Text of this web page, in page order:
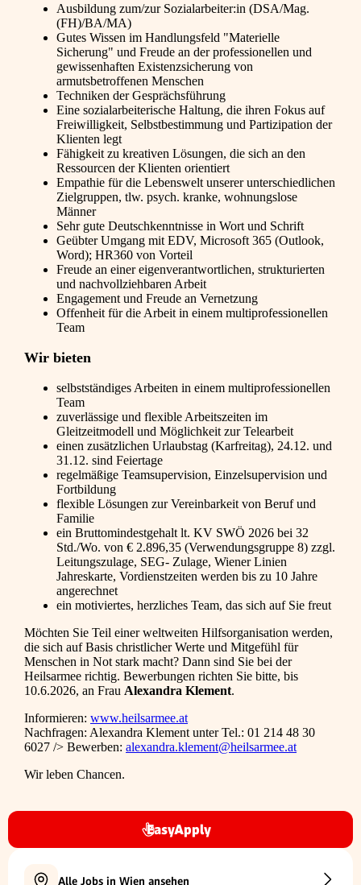
Ausbildung zum/zur Sozialarbeiter:in (DSA/Mag.
(FH)/BA/MA)
Gutes Wissen im Handlungsfeld "Materielle
Sicherung" und Freude an der professionellen und
gewissenhaften Existenzsicherung von
armutsbetroffenen Menschen
Techniken der Gesprächsführung
Eine sozialarbeiterische Haltung, die ihren Fokus auf
Freiwilligkeit, Selbstbestimmung und Partizipation der
Klienten legt
Fähigkeit zu kreativen Lösungen, die sich an den
Ressourcen der Klienten orientiert
Empathie für die Lebenswelt unserer unterschiedlichen
Zielgruppen, tlw. psych. kranke, wohnungslose
Männer
Sehr gute Deutschkenntnisse in Wort und Schrift
Geübter Umgang mit EDV, Microsoft 365 (Outlook,
Word); HR360 von Vorteil
Freude an einer eigenverantwortlichen, strukturierten
und nachvollziehbaren Arbeit
Engagement und Freude an Vernetzung
Offenheit für die Arbeit in einem multiprofessionellen
Team
Wir bieten
selbstständiges Arbeiten in einem multiprofessionellen
Team
zuverlässige und flexible Arbeitszeiten im
Gleitzeitmodell und Möglichkeit zur Telearbeit
einen zusätzlichen Urlaubstag (Karfreitag), 24.12. und
31.12. sind Feiertage
regelmäßige Teamsupervision, Einzelsupervision und
Fortbildung
flexible Lösungen zur Vereinbarkeit von Beruf und
Familie
ein Bruttomindestgehalt lt. KV SWÖ 2026 bei 32
Std./Wo. von € 2.896,35 (Verwendungsgruppe 8) zzgl.
Leitungszulage, SEG- Zulage, Wiener Linien
Jahreskarte, Vordienstzeiten werden bis zu 10 Jahre
angerechnet
ein motiviertes, herzliches Team, das sich auf Sie freut
Möchten Sie Teil einer weltweiten Hilfsorganisation werden,
die sich auf Basis christlicher Werte und Mitgefühl für
Menschen in Not stark macht? Dann sind Sie bei der
Heilsarmee richtig. Bewerbungen richten Sie bitte, bis
10.6.2026, an Frau Alexandra Klement.
Informieren: www.heilsarmee.at
Nachfragen: Alexandra Klement unter Tel.: 01 214 48 30
6027 /> Bewerben: alexandra.klement@heilsarmee.at
Wir leben Chancen.
EasyApply
Alle Jobs in Wien ansehen